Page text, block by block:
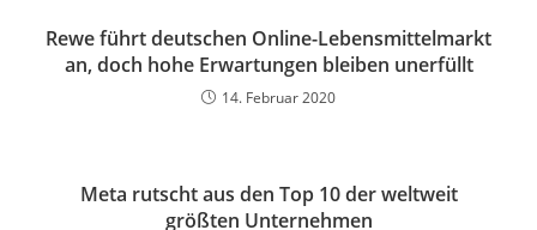
Rewe führt deutschen Online-Lebensmittelmarkt
an, doch hohe Erwartungen bleiben unerfüllt
14. Februar 2020
Meta rutscht aus den Top 10 der weltweit
größten Unternehmen